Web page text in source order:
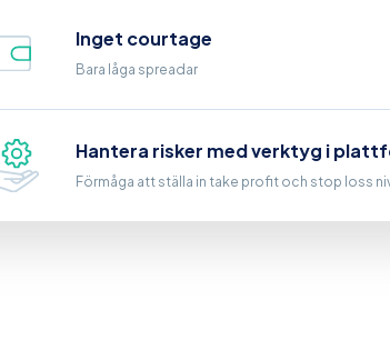
Inget courtage
Bara låga spreadar
Hantera risker med verktyg i
Förmåga att ställa in take profit och stop loss